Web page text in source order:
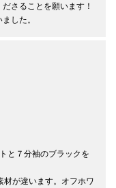
さることを願います！
した。
と７分袖のブラックを
材が違います。オフホワ